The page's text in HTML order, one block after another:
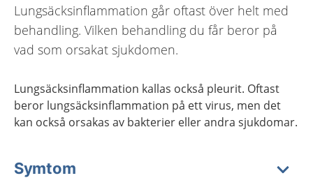
Lungsäcksinflammation går oftast över helt med
behandling. Vilken behandling du får beror på
vad som orsakat sjukdomen.
Lungsäcksinflammation kallas också pleurit. Oftast
beror lungsäcksinflammation på ett virus, men det
kan också orsakas av bakterier eller andra sjukdomar.
Symtom